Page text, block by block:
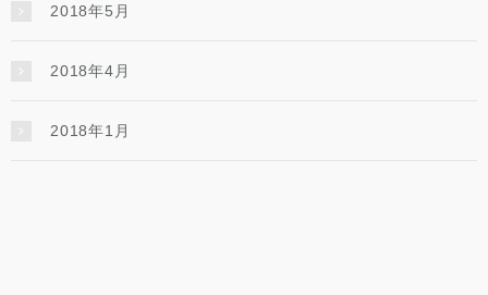
2018年5月
2018年4月
2018年1月